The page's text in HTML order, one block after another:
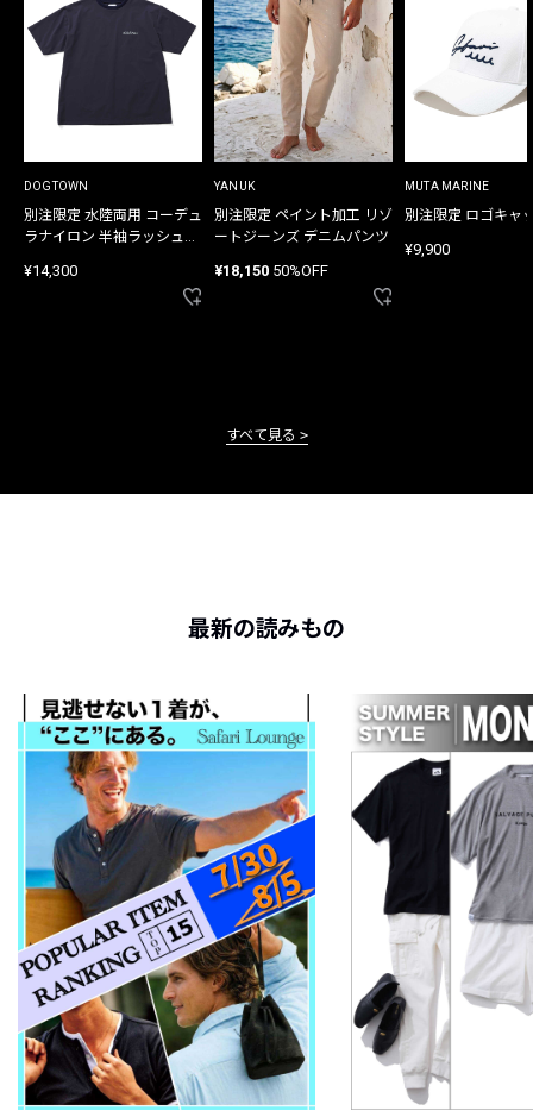
DOGTOWN
別注限定 水陸両用 コーデュ
ラナイロン 半袖ラッシュガ
¥14,300
YANUK
別注限定 ペイント加工 リゾ
ートジーンズ デニムパンツ
¥18,150 50%OFF
MUTA MARINE
別注限定 ロゴキャ
¥9,900
すべて見る
最新の読みもの